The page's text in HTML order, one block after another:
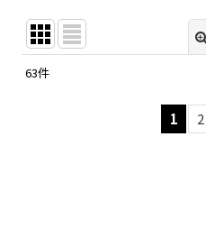
63件
1 2